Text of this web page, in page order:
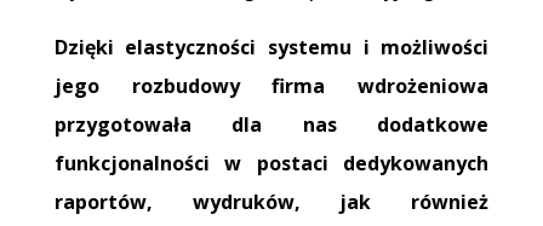
Dzięki elastyczności systemu i możliwości
jego rozbudowy firma wdrożeniowa
przygotowała dla nas dodatkowe
funkcjonalności w postaci dedykowanych
raportów, wydruków, jak również